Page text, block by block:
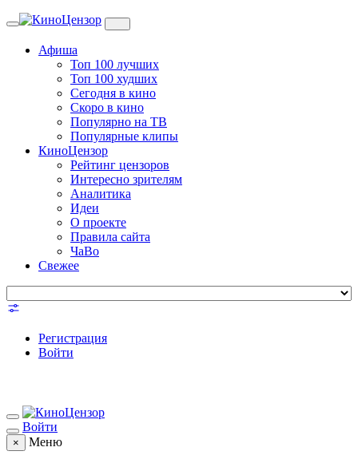
Toggle
Афиша
Топ 100 лучших
Топ 100 худших
Сегодня в кино
Скоро в кино
Популярно на ТВ
Популярные клипы
КиноЦензор
Рейтинг цензоров
Интересно зрителям
Аналитика
Идеи
О проекте
Правила сайта
ЧаВо
Свежее
Регистрация
Войти
Войти
× Меню